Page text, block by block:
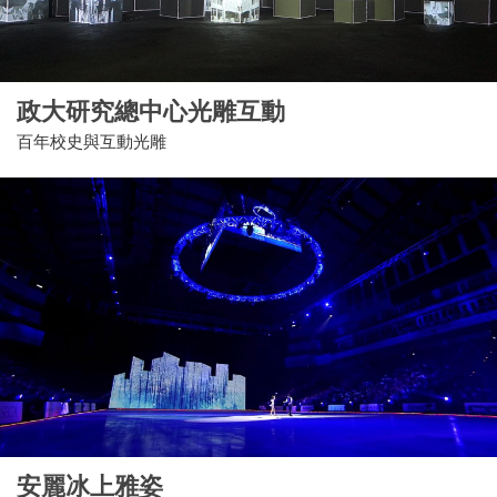
政大研究總中心光雕互動
百年校史與互動光雕
安麗冰上雅姿